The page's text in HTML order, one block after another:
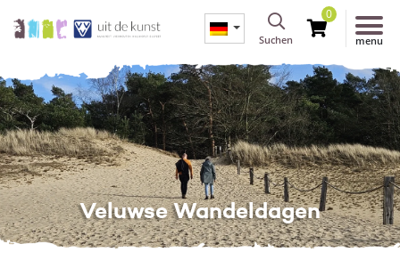
Suchen
0
menu
Veluwse Wandeldagen